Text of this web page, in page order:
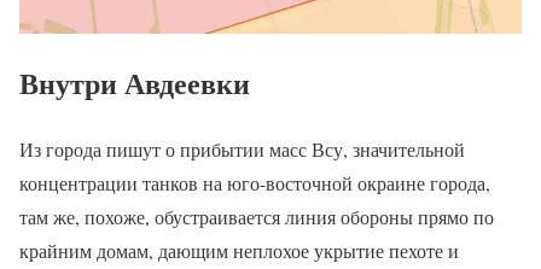
Внутри Авдеевки
Из города пишут о прибытии масс Всу, значительной
концентрации танков на юго-восточной окраине города,
там же, похоже, обустраивается линия обороны прямо по
крайним домам, дающим неплохое укрытие пехоте и